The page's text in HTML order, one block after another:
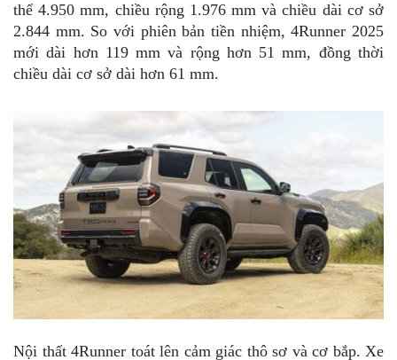
thể 4.950 mm, chiều rộng 1.976 mm và chiều dài cơ sở
2.844 mm. So với phiên bản tiền nhiệm, 4Runner 2025
mới dài hơn 119 mm và rộng hơn 51 mm, đồng thời
chiều dài cơ sở dài hơn 61 mm.
Nội thất 4Runner toát lên cảm giác thô sơ và cơ bắp. Xe